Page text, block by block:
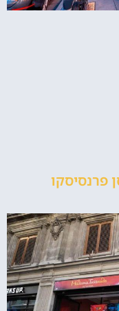
פרנסיסקו